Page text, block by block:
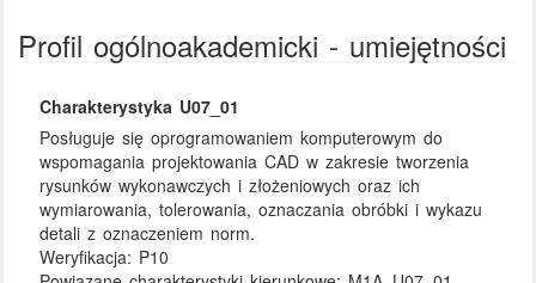
Profil ogólnoakademicki - umiejętności
Charakterystyka U07_01
Posługuje się oprogramowaniem komputerowym do
wspomagania projektowania CAD w zakresie tworzenia
rysunków wykonawczych i złożeniowych oraz ich
wymiarowania, tolerowania, oznaczania obróbki i wykazu
detali z oznaczeniem norm.
Weryfikacja: P10